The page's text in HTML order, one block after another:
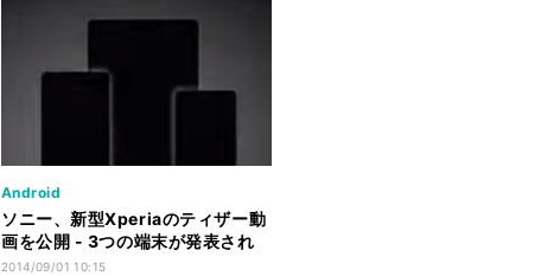
Android
ソニー、新型Xperiaのティザー動
画を公開 - 3つの端末が発表され
る?
2014/09/01 10:15